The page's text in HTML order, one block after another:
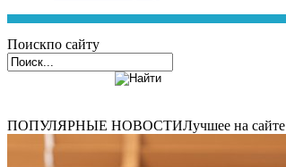
Поискпо сайту
ПОПУЛЯРНЫЕ НОВОСТИЛучшее на сайте